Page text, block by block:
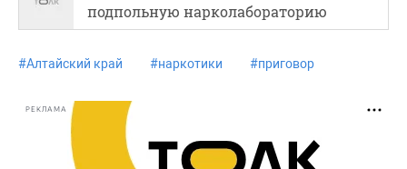
подпольную нарколабораторию
#Алтайский край #наркотики #приговор
РЕКЛАМА